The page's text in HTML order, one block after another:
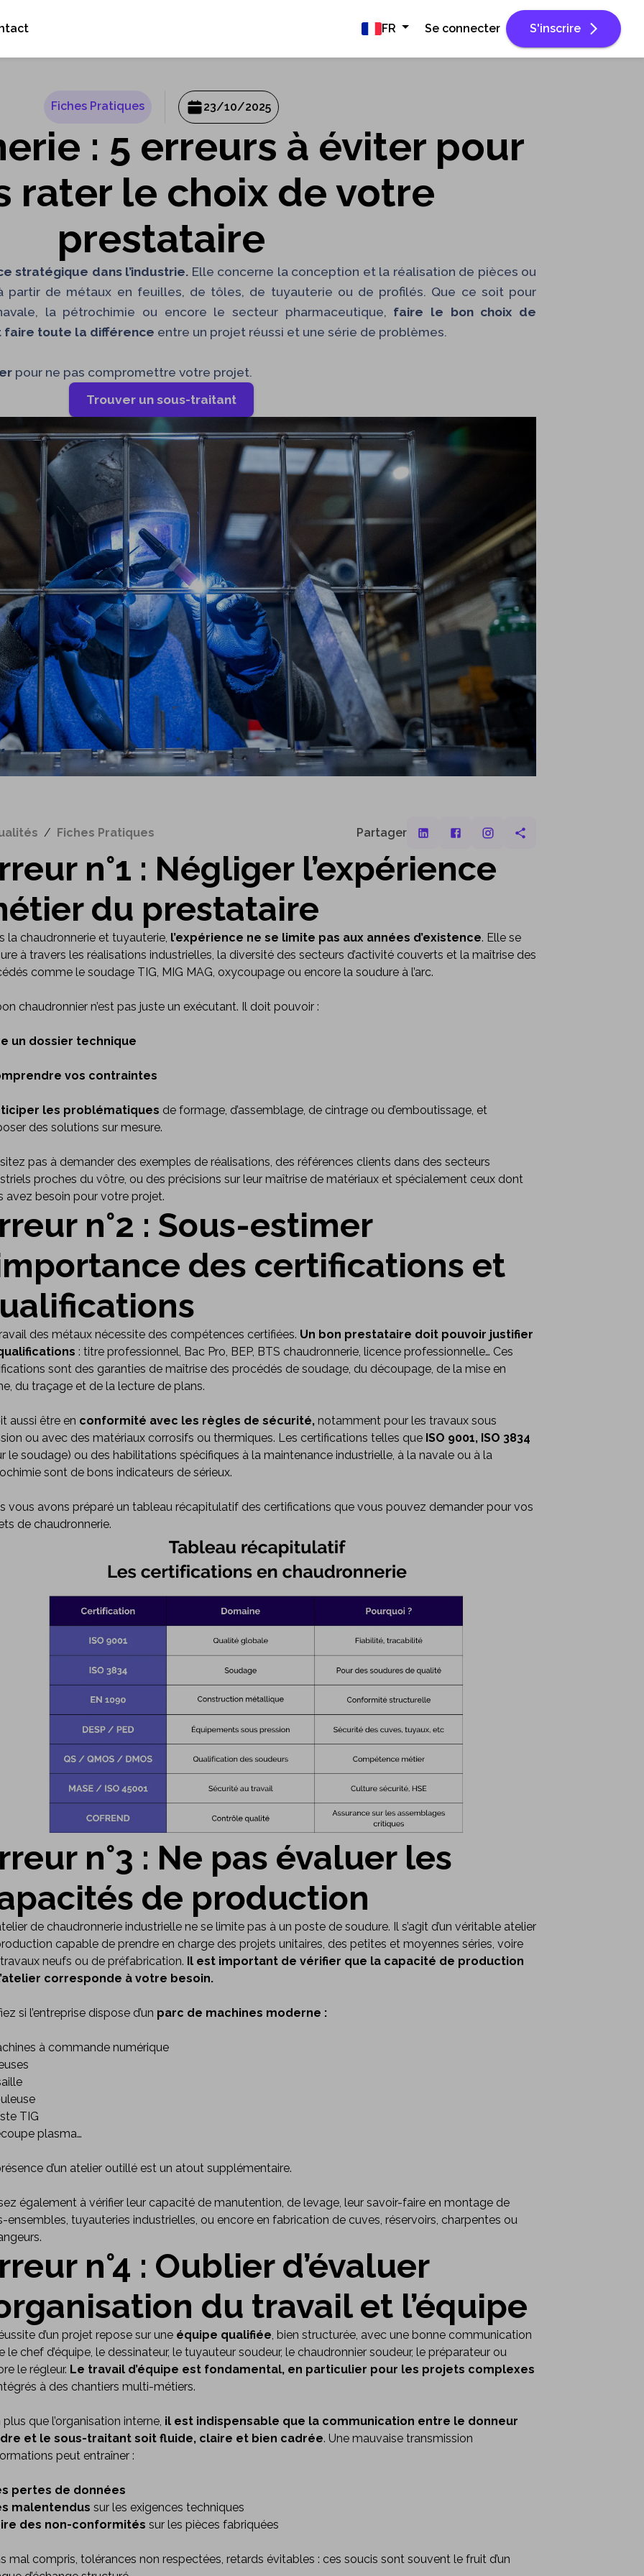
FR Se connecter S'inscrire
Fiches Pratiques 23/10/2025
: 5 erreurs à éviter pour
rater le choix de votre
prestataire
stratégique dans l’industrie. Elle concerne la conception et la réalisation de pièces ou
partir de métaux en feuilles, de tôles, de tuyauterie ou de profilés. Que ce soit pour
la pétrochimie ou encore le secteur pharmaceutique, faire le bon choix de
faire toute la différence entre un projet réussi et une série de problèmes.
pour ne pas compromettre votre projet.
Trouver un sous-traitant
/ Fiches Pratiques Partager
n°1 : Négliger l’expérience
du prestataire
la chaudronnerie et tuyauterie, l’expérience ne se limite pas aux années d’existence. Elle se
à travers les réalisations industrielles, la diversité des secteurs d’activité couverts et la maîtrise des
comme le soudage TIG, MIG MAG, oxycoupage ou encore la soudure à l’arc.
chaudronnier n’est pas juste un exécutant. Il doit pouvoir :
un dossier technique
vos contraintes
les problématiques de formage, d’assemblage, de cintrage ou d’emboutissage, et
des solutions sur mesure.
pas à demander des exemples de réalisations, des références clients dans des secteurs
proches du vôtre, ou des précisions sur leur maîtrise de matériaux et spécialement ceux dont
avez besoin pour votre projet.
n°2 : Sous-estimer
des certifications et
des métaux nécessite des compétences certifiées. Un bon prestataire doit pouvoir justifier
: titre professionnel, Bac Pro, BEP, BTS chaudronnerie, licence professionnelle… Ces
sont des garanties de maîtrise des procédés de soudage, du découpage, de la mise en
du traçage et de la lecture de plans.
aussi être en conformité avec les règles de sécurité, notamment pour les travaux sous
ou avec des matériaux corrosifs ou thermiques. Les certifications telles que ISO 9001, ISO 3834
le soudage) ou des habilitations spécifiques à la maintenance industrielle, à la navale ou à la
sont de bons indicateurs de sérieux.
vous avons préparé un tableau récapitulatif des certifications que vous pouvez demander pour vos
de chaudronnerie.
n°3 : Ne pas évaluer les
de production
de chaudronnerie industrielle ne se limite pas à un poste de soudure. Il s’agit d’un véritable atelier
capable de prendre en charge des projets unitaires, des petites et moyennes séries, voire
neufs ou de préfabrication. Il est important de vérifier que la capacité de production
corresponde à votre besoin.
si l’entreprise dispose d’un parc de machines moderne :
à commande numérique
TIG
plasma…
d’un atelier outillé est un atout supplémentaire.
également à vérifier leur capacité de manutention, de levage, leur savoir-faire en montage de
ensembles, tuyauteries industrielles, ou encore en fabrication de cuves, réservoirs, charpentes ou
n°4 : Oublier d’évaluer
du travail et l’équipe
d’un projet repose sur une équipe qualifiée, bien structurée, avec une bonne communication
le chef d’équipe, le dessinateur, le tuyauteur soudeur, le chaudronnier soudeur, le préparateur ou
le régleur. Le travail d’équipe est fondamental, en particulier pour les projets complexes
à des chantiers multi-métiers.
plus que l’organisation interne, il est indispensable que la communication entre le donneur
et le sous-traitant soit fluide, claire et bien cadrée. Une mauvaise transmission
peut entraîner :
pertes de données
malentendus sur les exigences techniques
des non-conformités sur les pièces fabriquées
mal compris, tolérances non respectées, retards évitables : ces soucis sont souvent le fruit d’un